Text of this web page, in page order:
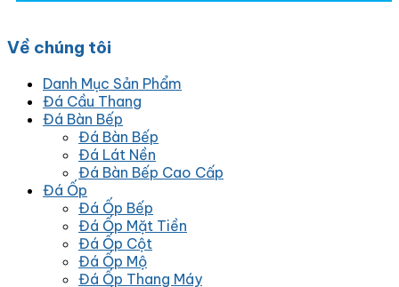
Về chúng tôi
Danh Mục Sản Phẩm
Đá Cầu Thang
Đá Bàn Bếp
Đá Bàn Bếp
Đá Lát Nền
Đá Bàn Bếp Cao Cấp
Đá Ốp
Đá Ốp Bếp
Đá Ốp Mặt Tiền
Đá Ốp Cột
Đá Ốp Mộ
Đá Ốp Thang Máy